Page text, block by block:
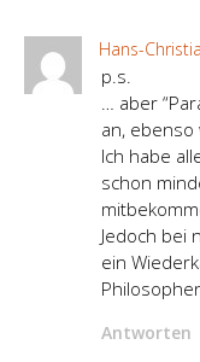
Hans-
p.s.
… aber
an, ebenso
Ich habe
schon
Jedoch bei
ein
Antworten